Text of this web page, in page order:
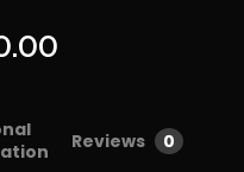
Reviews 0